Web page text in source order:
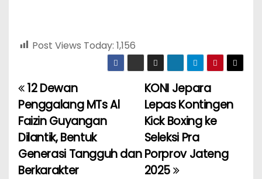
Post Views Today: 1,156
P
o
s
t
KONI Jepara
Lepas Kontingen
Kick Boxing ke
Seleksi Pra
Porprov Jateng
2025
12 Dewan
Penggalang MTs Al
Faizin Guyangan
Dilantik, Bentuk
Generasi Tangguh dan
Berkarakter